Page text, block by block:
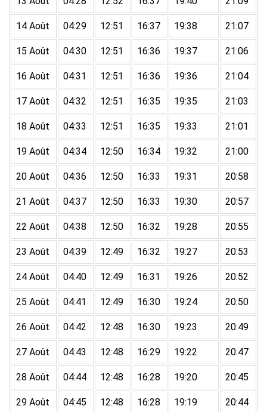
14 Août 04:29 12:51 16:37 19:38 21:07
15 Août 04:30 12:51 16:36 19:37 21:06
16 Août 04:31 12:51 16:36 19:36 21:04
17 Août 04:32 12:51 16:35 19:35 21:03
18 Août 04:33 12:51 16:35 19:33 21:01
19 Août 04:34 12:50 16:34 19:32 21:00
20 Août 04:36 12:50 16:33 19:31 20:58
21 Août 04:37 12:50 16:33 19:30 20:57
22 Août 04:38 12:50 16:32 19:28 20:55
23 Août 04:39 12:49 16:32 19:27 20:53
24 Août 04:40 12:49 16:31 19:26 20:52
25 Août 04:41 12:49 16:30 19:24 20:50
26 Août 04:42 12:48 16:30 19:23 20:49
27 Août 04:43 12:48 16:29 19:22 20:47
28 Août 04:44 12:48 16:28 19:20 20:45
29 Août 04:45 12:48 16:28 19:19 20:44